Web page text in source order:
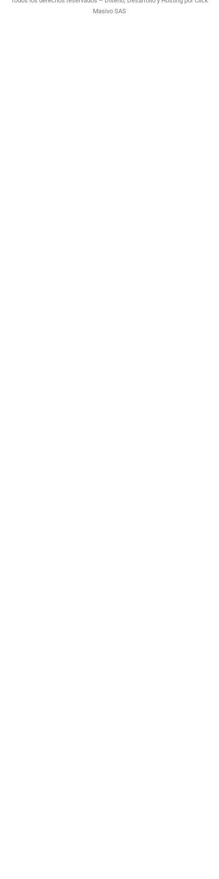
Masivo SAS